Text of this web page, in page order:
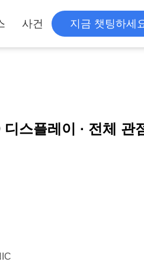
사건 지금 챗팅하세
스플레이 ∙ 전체 관